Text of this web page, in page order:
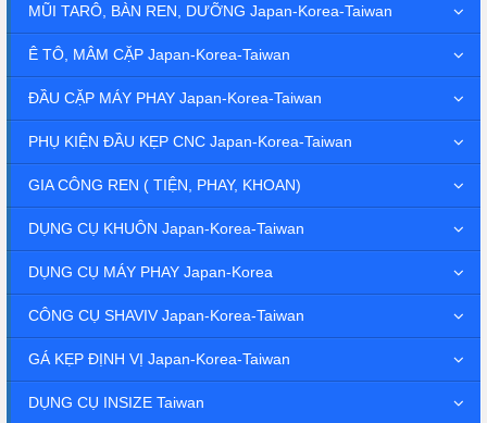
MŨI TARÔ, BÀN REN, DƯỠNG Japan-Korea-Taiwan
Ê TÔ, MÂM CẶP Japan-Korea-Taiwan
ĐẦU CẶP MÁY PHAY Japan-Korea-Taiwan
PHỤ KIỆN ĐẦU KẸP CNC Japan-Korea-Taiwan
GIA CÔNG REN ( TIỆN, PHAY, KHOAN)
DỤNG CỤ KHUÔN Japan-Korea-Taiwan
DỤNG CỤ MÁY PHAY Japan-Korea
CÔNG CỤ SHAVIV Japan-Korea-Taiwan
GÁ KẸP ĐỊNH VỊ Japan-Korea-Taiwan
DỤNG CỤ INSIZE Taiwan